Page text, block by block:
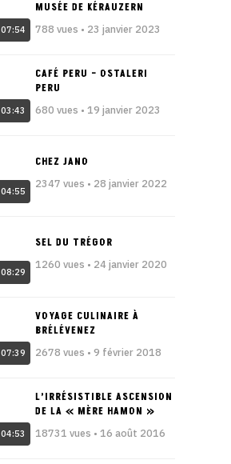
07:54
MUSÉE DE KÉRAUZERN
788 vues • 23 janvier 2023
03:43
CAFÉ PERU – OSTALERI
PERU
680 vues • 19 janvier 2023
04:55
CHEZ JANO
2347 vues • 28 janvier 2022
08:29
SEL DU TRÉGOR
1260 vues • 24 janvier 2020
07:39
VOYAGE CULINAIRE À
BRÉLÉVENEZ
2678 vues • 9 février 2018
04:53
L’IRRÉSISTIBLE ASCENSION
DE LA « MÈRE HAMON »
18731 vues • 16 août 2016